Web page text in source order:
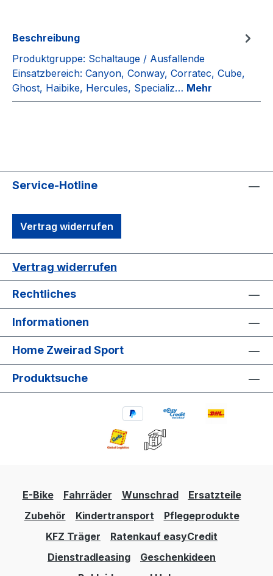
Beschreibung
Produktgruppe: Schaltauge / Ausfallende
Einsatzbereich: Canyon, Conway, Corratec, Cube,
Ghost, Haibike, Hercules, Specializ… Mehr
Service-Hotline
Vertrag widerrufen
Vertrag widerrufen
Rechtliches
Informationen
Home Zweirad Sport
Produktsuche
E-Bike Fahrräder Wunschrad
Ersatzteile
Zubehör
Kindertransport
Pflegeprodukte
KFZ Träger
Ratenkauf easyCredit
Dienstradleasing
Geschenkideen